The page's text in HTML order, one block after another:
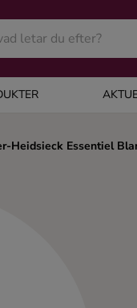
Heidsieck Essentiel